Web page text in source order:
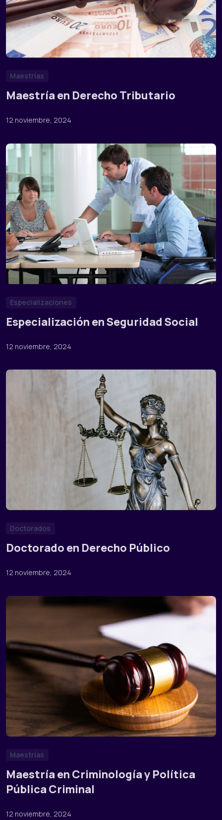
Maestrías
Maestría en Derecho Tributario
12 noviembre, 2024
Especializaciones
Especialización en Seguridad Social
12 noviembre, 2024
Doctorados
Doctorado en Derecho Público
12 noviembre, 2024
Maestrías
Maestría en Criminología y Política
Pública Criminal
12 noviembre, 2024